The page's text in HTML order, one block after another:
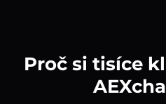
Proč si tisíce